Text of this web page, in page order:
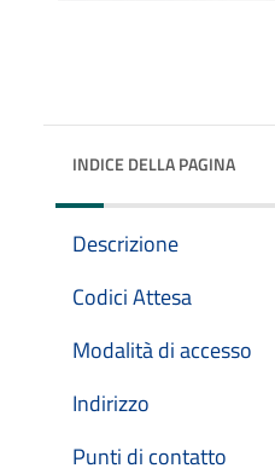
INDICE DELLA PAGINA
Descrizione
Codici Attesa
Modalità di accesso
Indirizzo
Punti di contatto